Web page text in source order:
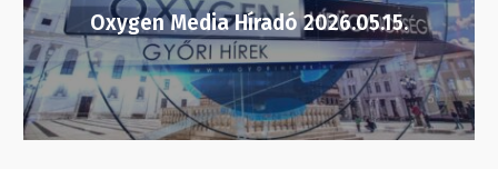
Oxygen Media Híradó 2026.05.15.